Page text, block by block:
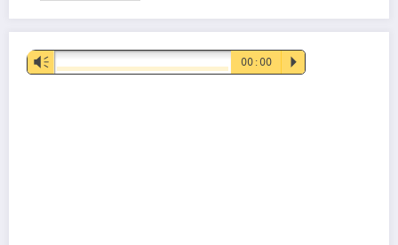
Lecteur
audio
Vm 00:00 P